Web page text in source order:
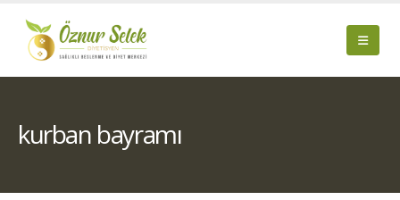
kurban bayramı